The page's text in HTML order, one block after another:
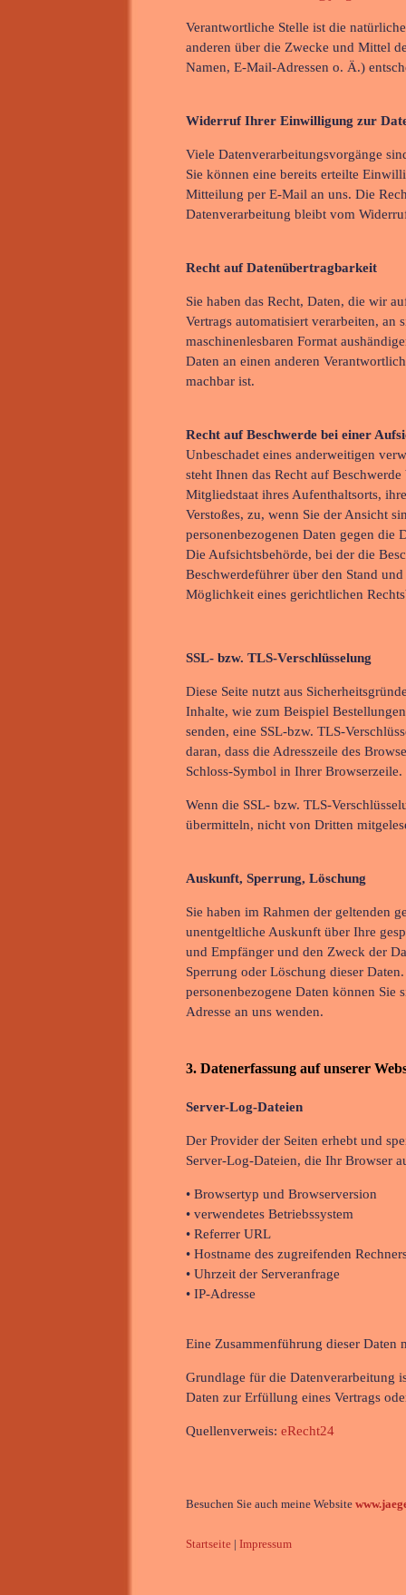
Verantwortliche Stelle ist die
anderen über die Zwecke und Mittel
Namen, E-Mail-Adressen o. Ä.)
Widerruf Ihrer Einwilligung zur
Viele Datenverarbeitungsvorgänge
Sie können eine bereits erteilte
Mitteilung per E-Mail an uns. Die
Datenverarbeitung bleibt vom
Recht auf Datenübertragbarkeit
Sie haben das Recht, Daten, die wir
Vertrags automatisiert verarbeiten, an
maschinenlesbaren Format
Daten an einen anderen
machbar ist.
Recht auf Beschwerde bei einer
Unbeschadet eines anderweitigen
steht Ihnen das Recht auf
Mitgliedstaat ihres Aufenthaltsorts,
Verstoßes, zu, wenn Sie der Ansicht
personenbezogenen Daten gegen die
Die Aufsichtsbehörde, bei der die
Beschwerdeführer über den Stand
Möglichkeit eines gerichtlichen
SSL- bzw. TLS-Verschlüsselung
Diese Seite nutzt aus
Inhalte, wie zum Beispiel
senden, eine SSL-bzw. TLS-
daran, dass die Adresszeile des
Schloss-Symbol in Ihrer Browserzeile.
Wenn die SSL- bzw. TLS-
übermitteln, nicht von Dritten
Auskunft, Sperrung, Löschung
Sie haben im Rahmen der geltenden
unentgeltliche Auskunft über Ihre
und Empfänger und den Zweck der
Sperrung oder Löschung dieser
personenbezogene Daten können Sie
Adresse an uns wenden.
3. Datenerfassung auf unserer
Server-Log-Dateien
Der Provider der Seiten erhebt und
Server-Log-Dateien, die Ihr Browser
• Browsertyp und Browserversion
• verwendetes Betriebssystem
• Referrer URL
• Hostname des zugreifenden
• Uhrzeit der Serveranfrage
• IP-Adresse
Eine Zusammenführung dieser
Grundlage für die Datenverarbeitung
Daten zur Erfüllung eines Vertrags
Quellenverweis: eRecht24
Besuchen Sie auch meine Website
Startseite| Impressum